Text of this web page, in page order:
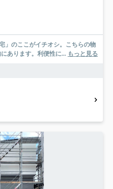
」のここがイチオシ。こちらの物
あります。利便性に... もっと見る